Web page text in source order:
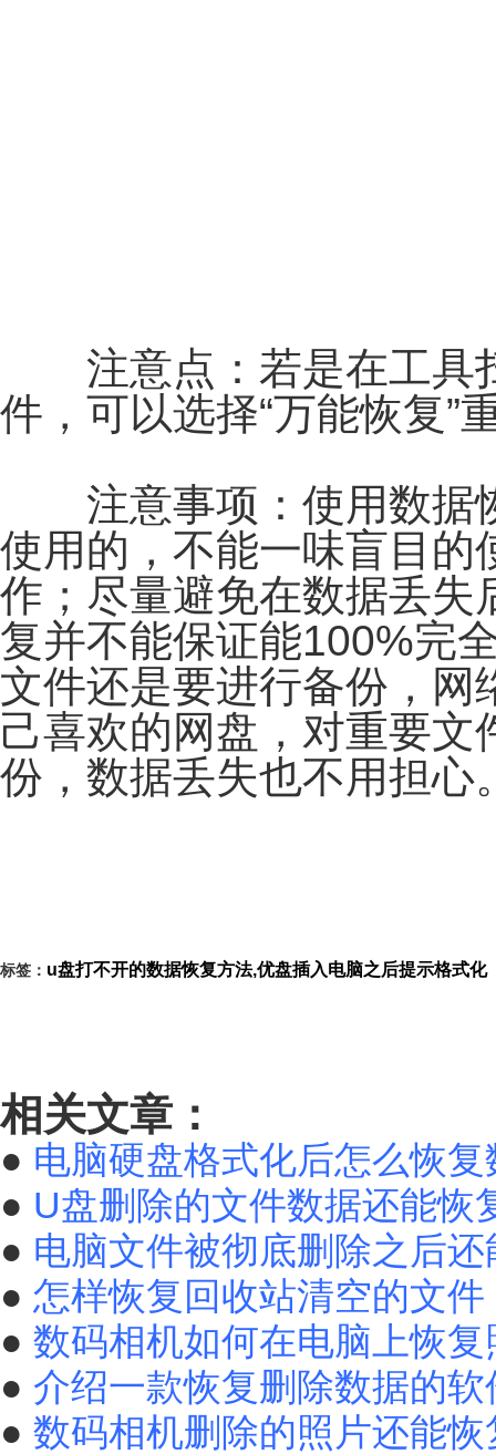
注意点：若是在工具
件，可以选择“万能恢复”
注意事项：使用数据
使用的，不能一味盲目的
作；尽量避免在数据丢失
复并不能保证能100%完
文件还是要进行备份，网
己喜欢的网盘，对重要
份，数据丢失也不用担心
标签： u盘打不开的数据恢复方法,优盘插入电脑之后提示格式化
相关文章：
● 电脑硬盘格式化后怎么恢复
● U盘删除的文件数据还能恢
● 电脑文件被彻底删除之后
● 怎样恢复回收站清空的文件
● 数码相机如何在电脑上恢复
● 介绍一款恢复删除数据的软
● 数码相机删除的照片还能恢